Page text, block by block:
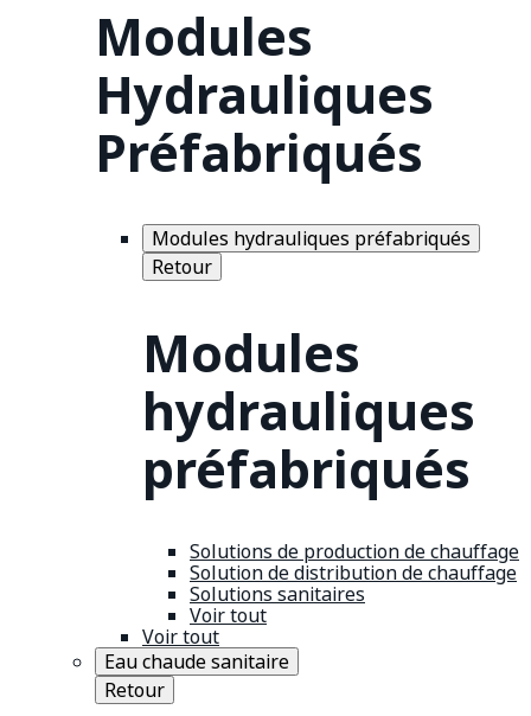
Modules
Hydrauliques
Préfabriqués
Modules hydrauliques préfabriqués
Retour
Modules
hydrauliques
préfabriqués
Solutions de production de chauffage
Solution de distribution de chauffage
Solutions sanitaires
Voir tout
Voir tout
Eau chaude sanitaire
Retour